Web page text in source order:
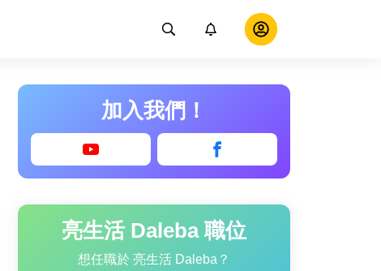
加入我們！
亮生活 Daleba 職位
想任職於 亮生活 Daleba？